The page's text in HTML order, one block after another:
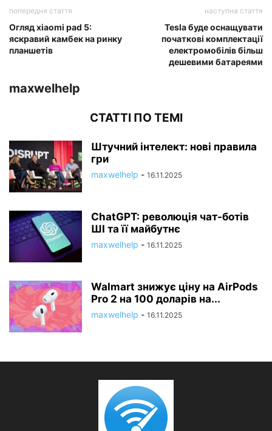
попередня стаття
Огляд xiaomi pad 5:
яскравий камбек на ринку
планшетів
наступна стаття
Tesla буде оснащувати
початкові комплектації
електромобілів більш
дешевими батареями
maxwelhelp
СТАТТІ ПО ТЕМІ
Штучний інтелект: нові правила
гри
maxwelhelp - 16.11.2025
ChatGPT: революція чат-ботів
ШІ та її майбутнє
maxwelhelp - 16.11.2025
Walmart знижує ціну на AirPods
Pro 2 на 100 доларів на...
maxwelhelp - 16.11.2025